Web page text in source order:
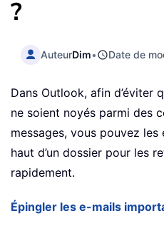
?
AuteurDim• Date de
Dans Outlook, afin d’éviter
ne soient noyés parmi des
messages, vous pouvez
haut d’un dossier pour les
rapidement.
Épingler les e-mails